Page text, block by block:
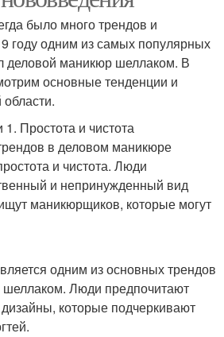
было много трендов и
году одним из самых популярных
деловой маникюр шеллаком. В
основные тенденции и
Простота и чистота
в деловом маникюре
и чистота. Люди
и непринужденный вид
маникюрщиков, которые могут
одним из основных трендов
Люди предпочитают
которые подчеркивают